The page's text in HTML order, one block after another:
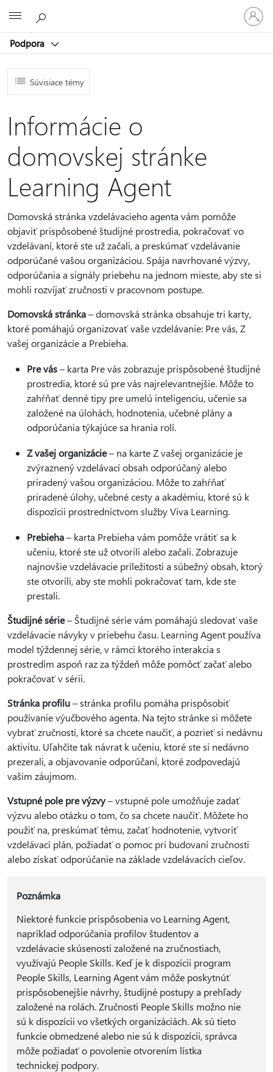
Podpora
Prihláste
sa
k
kontu
Súvisiace témy
Informácie o
domovskej stránke
Learning Agent
Domovská stránka vzdelávacieho agenta vám pomôže
objaviť prispôsobené študijné prostredia, pokračovať vo
vzdelávaní, ktoré ste už začali, a preskúmať vzdelávanie
odporúčané vašou organizáciou. Spája navrhované výzvy,
odporúčania a signály priebehu na jednom mieste, aby ste si
mohli rozvíjať zručnosti v pracovnom postupe.
Domovská stránka– domovská stránka obsahuje tri karty,
ktoré pomáhajú organizovať vaše vzdelávanie: Pre vás, Z
vašej organizácie a Prebieha.
Pre vás– karta Pre vás zobrazuje prispôsobené študijné
prostredia, ktoré sú pre vás najrelevantnejšie. Môže to
zahŕňať denné tipy pre umelú inteligenciu, učenie sa
založené na úlohách, hodnotenia, učebné plány a
odporúčania týkajúce sa hrania rolí.
Z vašej organizácie– na karte Z vašej organizácie je
zvýraznený vzdelávací obsah odporúčaný alebo
priradený vašou organizáciou. Môže to zahŕňať
priradené úlohy, učebné cesty a akadémiu, ktoré sú k
dispozícii prostredníctvom služby Viva Learning.
Prebieha– karta Prebieha vám pomôže vrátiť sa k
učeniu, ktoré ste už otvorili alebo začali. Zobrazuje
najnovšie vzdelávacie príležitosti a súbežný obsah, ktorý
ste otvorili, aby ste mohli pokračovať tam, kde ste
prestali.
Študijné série– Študijné série vám pomáhajú sledovať vaše
vzdelávacie návyky v priebehu času. Learning Agent používa
model týždennej série, v rámci ktorého interakcia s
prostredím aspoň raz za týždeň môže pomôcť začať alebo
pokračovať v sérii.
Stránka profilu– stránka profilu pomáha prispôsobiť
používanie výučbového agenta. Na tejto stránke si môžete
vybrať zručnosti, ktoré sa chcete naučiť, a pozrieť si nedávnu
aktivitu. Uľahčíte tak návrat k učeniu, ktoré ste si nedávno
prezerali, a objavovanie odporúčaní, ktoré zodpovedajú
vašim záujmom.
Vstupné pole pre výzvy– vstupné pole umožňuje zadať
výzvu alebo otázku o tom, čo sa chcete naučiť. Môžete ho
použiť na, preskúmať tému, začať hodnotenie, vytvoriť
vzdelávací plán, požiadať o pomoc pri budovaní zručnosti
alebo získať odporúčanie na základe vzdelávacích cieľov.
Poznámka
Niektoré funkcie prispôsobenia vo Learning Agent,
napríklad odporúčania profilov študentov a
vzdelávacie skúsenosti založené na zručnostiach,
využívajú People Skills. Keď je k dispozícii program
People Skills, Learning Agent vám môže poskytnúť
prispôsobenejšie návrhy, študijné postupy a prehľady
založené na rolách. Zručnosti People Skills možno nie
sú k dispozícii vo všetkých organizáciách. Ak sú tieto
funkcie obmedzené alebo nie sú k dispozícii, správca
môže požiadať o povolenie otvorením lístka
technickej podpory.